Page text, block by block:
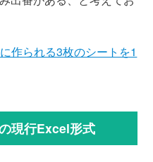
作られる3枚のシートを1
現行Excel形式